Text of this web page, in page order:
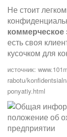
Не стоит
коммерческое
есть своя
кусочком для
источник:
rabotu/
ponyatiy.html